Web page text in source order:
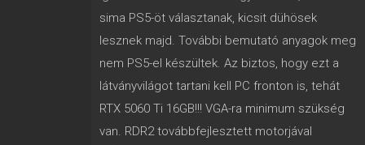
sima PS5-öt választanak, kicsit dühösek
lesznek majd. További bemutató anyagok meg
nem PS5-el készültek. Az biztos, hogy ezt a
látványvilágot tartani kell PC fronton is, tehát
RTX 5060 Ti 16GB!!! VGA-ra minimum szükség
van. RDR2 továbbfejlesztett motorjával